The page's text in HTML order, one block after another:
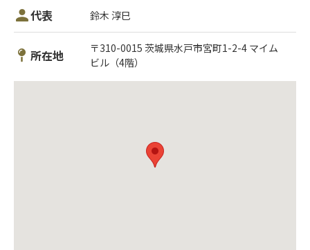
代表 鈴木 淳巳
所在地
〒310-0015 茨城県水戸市宮町1-2-4 マイム
ビル（4階）